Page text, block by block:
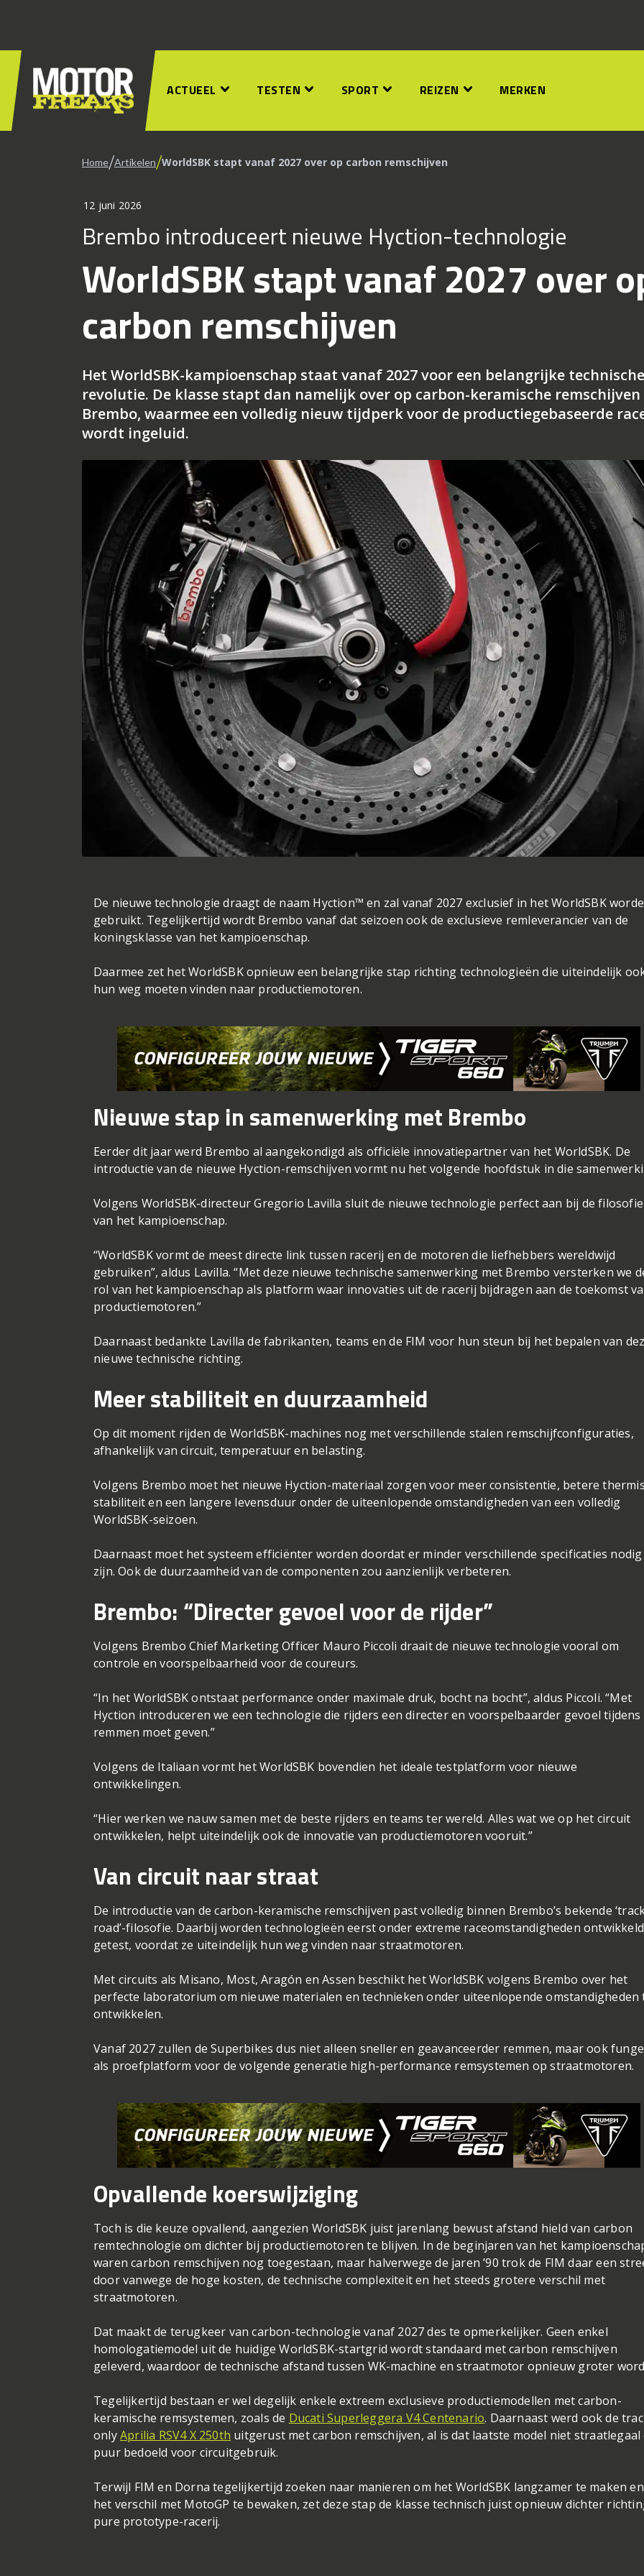
ACTUEEL TESTEN SPORT REIZEN MERKEN
Home/Artikelen/WorldSBK stapt vanaf 2027 over op carbon remschijven
12 juni 2026
Brembo introduceert nieuwe Hyction-technologie
WorldSBK stapt vanaf 2027 over
carbon remschijven
Het WorldSBK-kampioenschap staat vanaf 2027 voor een belangrijke technische
revolutie. De klasse stapt dan namelijk over op carbon-keramische remschijven
Brembo, waarmee een volledig nieuw tijdperk voor de productiegebaseerde
wordt ingeluid.
De nieuwe technologie draagt de naam Hyction™ en zal vanaf 2027 exclusief in het WorldSBK
gebruikt. Tegelijkertijd wordt Brembo vanaf dat seizoen ook de exclusieve remleverancier van de
koningsklasse van het kampioenschap.
Daarmee zet het WorldSBK opnieuw een belangrijke stap richting technologieën die uiteindelijk
hun weg moeten vinden naar productiemotoren.
Nieuwe stap in samenwerking met Brembo
Eerder dit jaar werd Brembo al aangekondigd als officiële innovatiepartner van het WorldSBK. De
introductie van de nieuwe Hyction-remschijven vormt nu het volgende hoofdstuk in die
Volgens WorldSBK-directeur Gregorio Lavilla sluit de nieuwe technologie perfect aan bij de filosofie
van het kampioenschap.
“WorldSBK vormt de meest directe link tussen racerij en de motoren die liefhebbers wereldwijd
gebruiken”, aldus Lavilla. “Met deze nieuwe technische samenwerking met Brembo versterken we
rol van het kampioenschap als platform waar innovaties uit de racerij bijdragen aan de toekomst
productiemotoren.”
Daarnaast bedankte Lavilla de fabrikanten, teams en de FIM voor hun steun bij het bepalen van
nieuwe technische richting.
Meer stabiliteit en duurzaamheid
Op dit moment rijden de WorldSBK-machines nog met verschillende stalen remschijfconfiguraties,
afhankelijk van circuit, temperatuur en belasting.
Volgens Brembo moet het nieuwe Hyction-materiaal zorgen voor meer consistentie, betere
stabiliteit en een langere levensduur onder de uiteenlopende omstandigheden van een volledig
WorldSBK-seizoen.
Daarnaast moet het systeem efficiënter worden doordat er minder verschillende specificaties nodig
zijn. Ook de duurzaamheid van de componenten zou aanzienlijk verbeteren.
Brembo: “Directer gevoel voor de rijder”
Volgens Brembo Chief Marketing Officer Mauro Piccoli draait de nieuwe technologie vooral om
controle en voorspelbaarheid voor de coureurs.
“In het WorldSBK ontstaat performance onder maximale druk, bocht na bocht”, aldus Piccoli. “Met
Hyction introduceren we een technologie die rijders een directer en voorspelbaarder gevoel tijdens
remmen moet geven.”
Volgens de Italiaan vormt het WorldSBK bovendien het ideale testplatform voor nieuwe
ontwikkelingen.
“Hier werken we nauw samen met de beste rijders en teams ter wereld. Alles wat we op het circuit
ontwikkelen, helpt uiteindelijk ook de innovatie van productiemotoren vooruit.”
Van circuit naar straat
De introductie van de carbon-keramische remschijven past volledig binnen Brembo’s bekende
road’-filosofie. Daarbij worden technologieën eerst onder extreme raceomstandigheden
getest, voordat ze uiteindelijk hun weg vinden naar straatmotoren.
Met circuits als Misano, Most, Aragón en Assen beschikt het WorldSBK volgens Brembo over het
perfecte laboratorium om nieuwe materialen en technieken onder uiteenlopende omstandigheden
ontwikkelen.
Vanaf 2027 zullen de Superbikes dus niet alleen sneller en geavanceerder remmen, maar ook
als proefplatform voor de volgende generatie high-performance remsystemen op straatmotoren.
Opvallende koerswijziging
Toch is die keuze opvallend, aangezien WorldSBK juist jarenlang bewust afstand hield van carbon
remtechnologie om dichter bij productiemotoren te blijven. In de beginjaren van het
waren carbon remschijven nog toegestaan, maar halverwege de jaren ’90 trok de FIM daar een
door vanwege de hoge kosten, de technische complexiteit en het steeds grotere verschil met
straatmotoren.
Dat maakt de terugkeer van carbon-technologie vanaf 2027 des te opmerkelijker. Geen enkel
homologatiemodel uit de huidige WorldSBK-startgrid wordt standaard met carbon remschijven
geleverd, waardoor de technische afstand tussen WK-machine en straatmotor opnieuw groter
Tegelijkertijd bestaan er wel degelijk enkele extreem exclusieve productiemodellen met carbon-
keramische remsystemen, zoals de Ducati Superleggera V4 Centenario. Daarnaast werd ook de
onlyAprilia RSV4 X 250th uitgerust met carbon remschijven, al is dat laatste model niet straatlegaal
puur bedoeld voor circuitgebruik.
Terwijl FIM en Dorna tegelijkertijd zoeken naar manieren om het WorldSBK langzamer te maken en
het verschil met MotoGP te bewaken, zet deze stap de klasse technisch juist opnieuw dichter
pure prototype-racerij.